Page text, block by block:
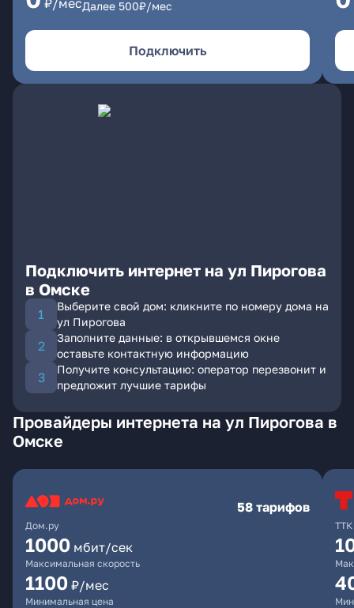
₽/месДалее 500₽/мес
Подключить
Подключить интернет на ул Пирогова
в Омске
Выберите свой дом: кликните по номеру дома на
ул Пирогова
Заполните данные: в открывшемся окне
оставьте контактную информацию
Получите консультацию: оператор перезвонит и
предложит лучшие тарифы
Провайдеры интернета на ул Пирогова в
Омске
Дом.ру
58 тарифов
1000 мбит/сек
Максимальная скорость
1100 ₽/мес
Минимальная цена
ТТК